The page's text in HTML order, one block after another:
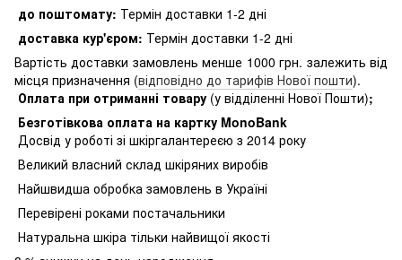
до поштомату: Термін доставки 1-2 дні
доставка кур'єром: Термін доставки 1-2 дні
Вартість доставки замовлень менше 1000 грн. залежить від
місця призначення (відповідно до тарифів Нової пошти).
Оплата при отриманні товару (у відділенні Нової Пошти);
Безготівкова оплата на картку MonoBank
Досвід у роботі зі шкіргалантереєю з 2014 року
Великий власний склад шкіряних виробів
Найшвидша обробка замовлень в Україні
Перевірені роками постачальники
Натуральна шкіра тільки найвищої якості